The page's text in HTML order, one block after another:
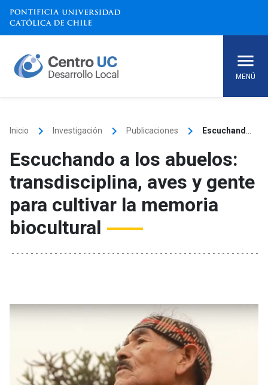
Skip
content
MENÚ
Inicio keyboard_arrow_right Investigación keyboard_arrow_right Publicaciones keyboard_arrow_right
Escuchando a los abuelos:
transdisciplina, aves y gente
para cultivar la memoria
biocultural